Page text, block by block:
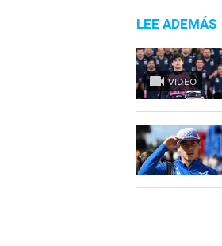
LEE ADEMÁS
VIDEO